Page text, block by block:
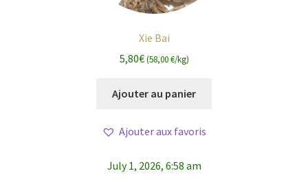
Xie Bai
5,80€(58,00 €/kg)
Ajouter au panier
Ajouter aux favoris
July 1, 2026, 6:58 am